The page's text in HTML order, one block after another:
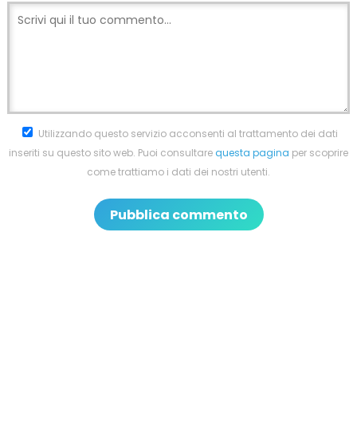
Utilizzando questo servizio acconsenti al trattamento dei dati
inseriti su questo sito web. Puoi consultarequesta pagina per scoprire
come trattiamo i dati dei nostri utenti.